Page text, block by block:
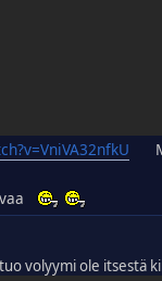
volyymi ole itsestä